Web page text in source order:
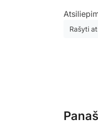
Rašyti